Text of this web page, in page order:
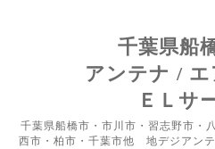
千葉県船
アンテナ /
ＥＬサ
千葉県船橋市・市川市・習志野市・
西市・柏市・千葉市他 地デジアン